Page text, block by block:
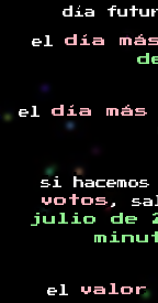
día
el día
el día
si hacemos
votos ,
julio de
el valor